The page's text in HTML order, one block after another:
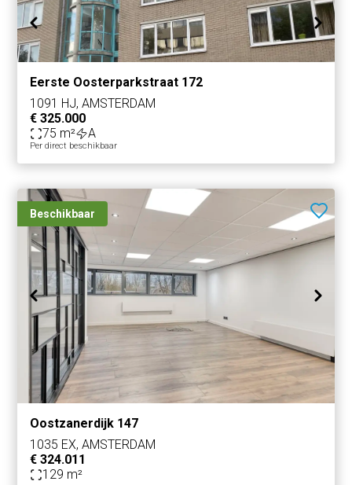
Eerste Oosterparkstraat 172
1091 HJ, AMSTERDAM
€ 325.000
75 m²
A
Per direct beschikbaar
Beschikbaar
Oostzanerdijk 147
1035 EX, AMSTERDAM
€ 324.011
129 m²